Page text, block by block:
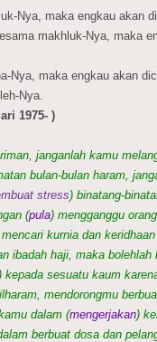
Nya, maka engkau akan
makhluk-Nya, maka
Nya, maka engkau akan
Nya.
1975- )
janganlah kamu
bulan-bulan haram,
stress) binatang-
(pula) mengganggu
kurnia dan
ibadah haji, maka bolehlah
) kepada sesuatu kaum
mendorongmu
dalam (mengerjakan)
berbuat dosa dan